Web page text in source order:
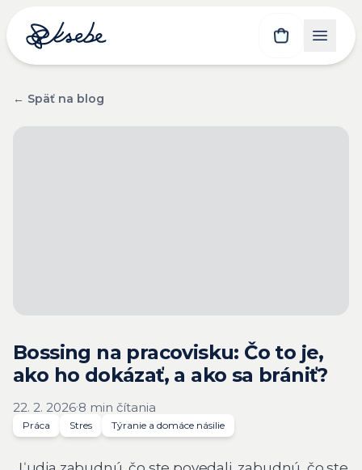
← Späť na blog
Bossing na pracovisku: Čo to je,
ako ho dokázať, a ako sa brániť?
22. 2. 2026·8 min čítania
Práca Stres Týranie a domáce násilie